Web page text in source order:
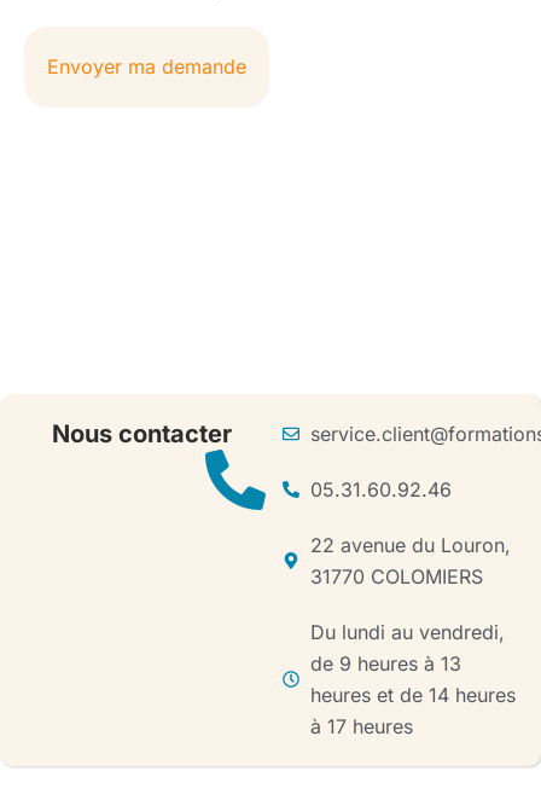
Envoyer ma demande
Nous contacter
05.31.60.92.46
22 avenue du Louron,
31770 COLOMIERS
Du lundi au vendredi,
de 9 heures à 13
heures et de 14 heures
à 17 heures